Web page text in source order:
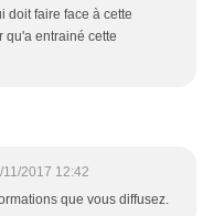
doit faire face à cette
qu'a entrainé cette
11/2017 12:42
que vous diffusez.